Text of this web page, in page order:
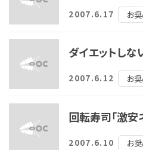
2007.6.17 お
ダイエットし
2007.6.12 お
回転寿司「激安
2007.6.10 お